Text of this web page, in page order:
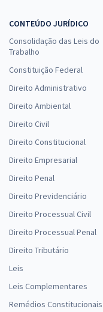
CONTEÚDO JURÍDICO
Consolidação das Leis do
Trabalho
Constituição Federal
Direito Administrativo
Direito Ambiental
Direito Civil
Direito Constitucional
Direito Empresarial
Direito Penal
Direito Previdenciário
Direito Processual Civil
Direito Processual Penal
Direito Tributário
Leis
Leis Complementares
Remédios Constitucionais